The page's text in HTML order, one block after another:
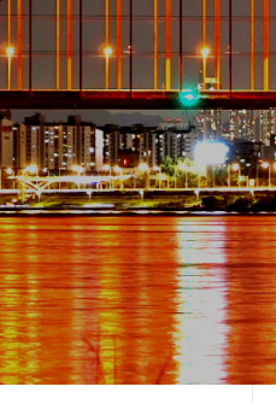
서오릉/서삼릉
전시관/박물관
고양시 예술창작공간
고양시 예술창작공간
프로그램 안내
사전신청
자주 묻는 질문
전통시장
템플스테이
숙박 정보
쇼핑 정보
공지사항
홍보영상
전자관광지도 다도라
관광안내홍보물